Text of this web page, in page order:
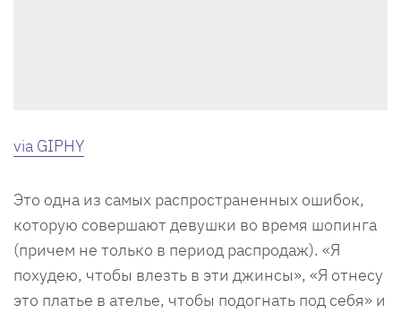
via GIPHY
Это одна из самых распространенных ошибок,
которую совершают девушки во время шопинга
(причем не только в период распродаж). «Я
похудею, чтобы влезть в эти джинсы», «Я отнесу
это платье в ателье, чтобы подогнать под себя» и